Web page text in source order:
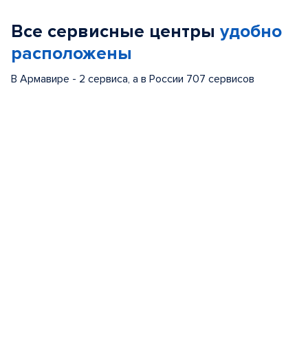
Все сервисные центры удобно
расположены
В Армавире - 2 сервиса, а в России 707 сервисов